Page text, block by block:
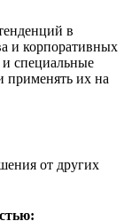
в
и корпоративных
специальные
применять их на
от других